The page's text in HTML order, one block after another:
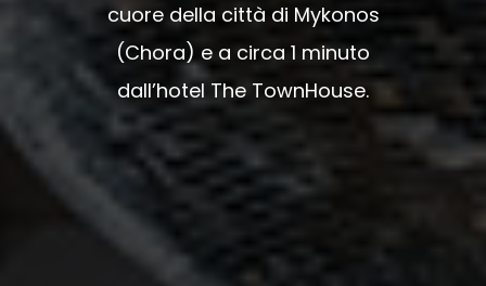
cuore della città di Mykonos
(Chora) e a circa 1 minuto
dall’hotel The TownHouse.